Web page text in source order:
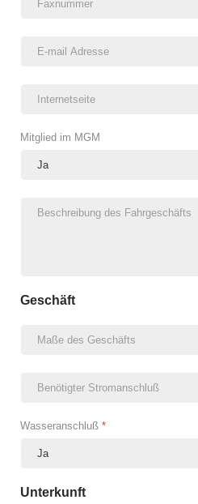
Mitglied im MGM
Geschäft
Wasseranschluß *
Unterkunft